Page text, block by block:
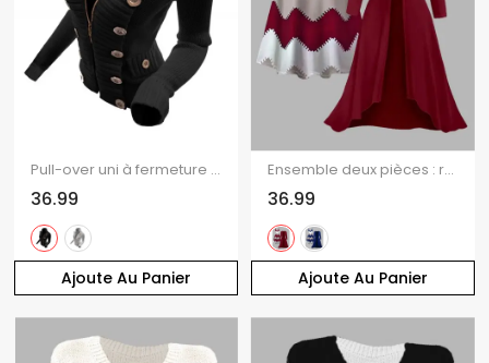
Ajoute Au Panier
Pull-over uni à fermeture éclair et faux boutons, col montant
36.99
Ajoute Au Panier
Ensemble deux pièces : robe à fines bretelles et haut long ouvert sur le devant, imprimé zigzag colorblock.
36.99